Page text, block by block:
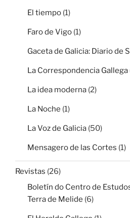
El tiempo (1)
Faro de Vigo (1)
Gaceta de Galicia: Diario de
La Correspondencia Gallega
La idea moderna (2)
La Noche (1)
La Voz de Galicia (50)
Mensagero de las Cortes (1)
Revistas (26)
Boletín do Centro de
Terra de Melide (6)